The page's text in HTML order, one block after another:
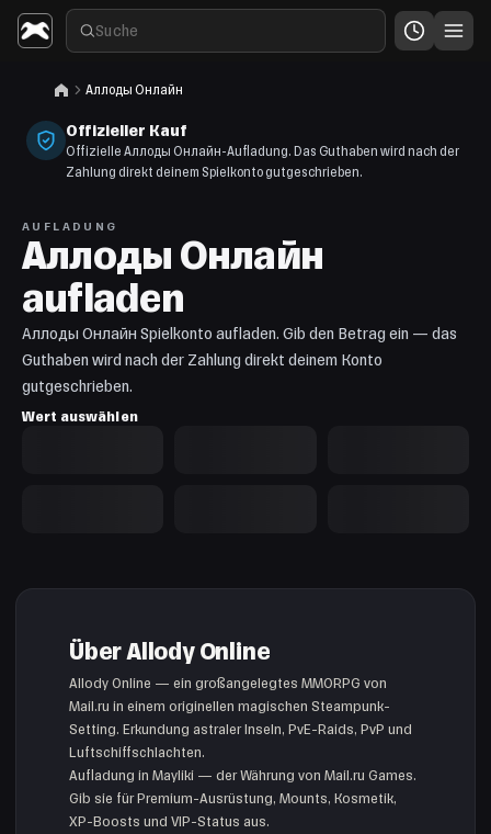
Аллоды Онлайн
Offizieller Kauf
Offizielle Аллоды Онлайн-Aufladung. Das Guthaben wird nach der
Zahlung direkt deinem Spielkonto gutgeschrieben.
AUFLADUNG
Аллоды Онлайн
aufladen
Аллоды Онлайн Spielkonto aufladen. Gib den Betrag ein — das
Guthaben wird nach der Zahlung direkt deinem Konto
gutgeschrieben.
Wert auswählen
Über Allody Online
Allody Online — ein großangelegtes MMORPG von
Mail.ru in einem originellen magischen Steampunk-
Setting. Erkundung astraler Inseln, PvE-Raids, PvP und
Luftschiffschlachten.
Aufladung in Mayliki — der Währung von Mail.ru Games.
Gib sie für Premium-Ausrüstung, Mounts, Kosmetik,
XP-Boosts und VIP-Status aus.